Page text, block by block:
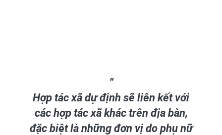
Hợp tác xã dự định sẽ liên kết với
các hợp tác xã khác trên địa bàn,
đặc biệt là những đơn vị do phụ nữ